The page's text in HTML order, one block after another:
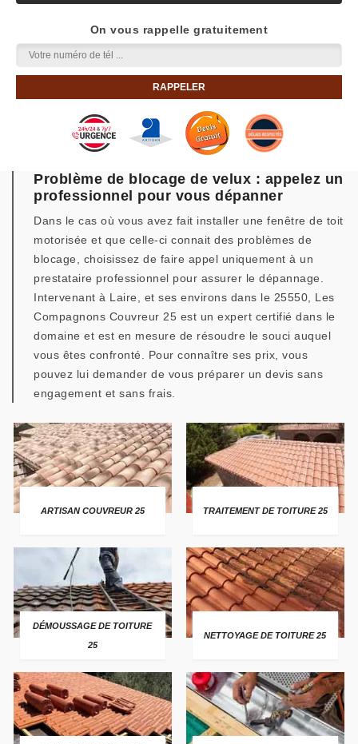
On vous rappelle gratuitement
Problème de blocage de velux : appelez un
professionnel pour vous dépanner
Dans le cas où vous avez fait installer une fenêtre de toit
motorisée et que celle-ci connait des problèmes de
blocage, choisissez de faire appel uniquement à un
prestataire professionnel pour assurer le dépannage.
Intervenant à Laire, et ses environs dans le 25550, Les
Compagnons Couvreur 25 est un expert certifié dans le
domaine et est en mesure de résoudre le souci auquel
vous êtes confronté. Pour connaître ses prix, vous
pouvez lui demander de vous préparer un devis sans
engagement et sans frais.
ARTISAN COUVREUR 25 TRAITEMENT DE TOITURE 25
DÉMOUSSAGE DE TOITURE
25
NETTOYAGE DE TOITURE 25